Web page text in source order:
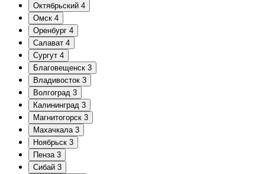
Октябрьский 4
Омск 4
Оренбург 4
Салават 4
Сургут 4
Благовещенск 3
Владивосток 3
Волгоград 3
Калининград 3
Магнитогорск 3
Махачкала 3
Ноябрьск 3
Пенза 3
Сибай 3